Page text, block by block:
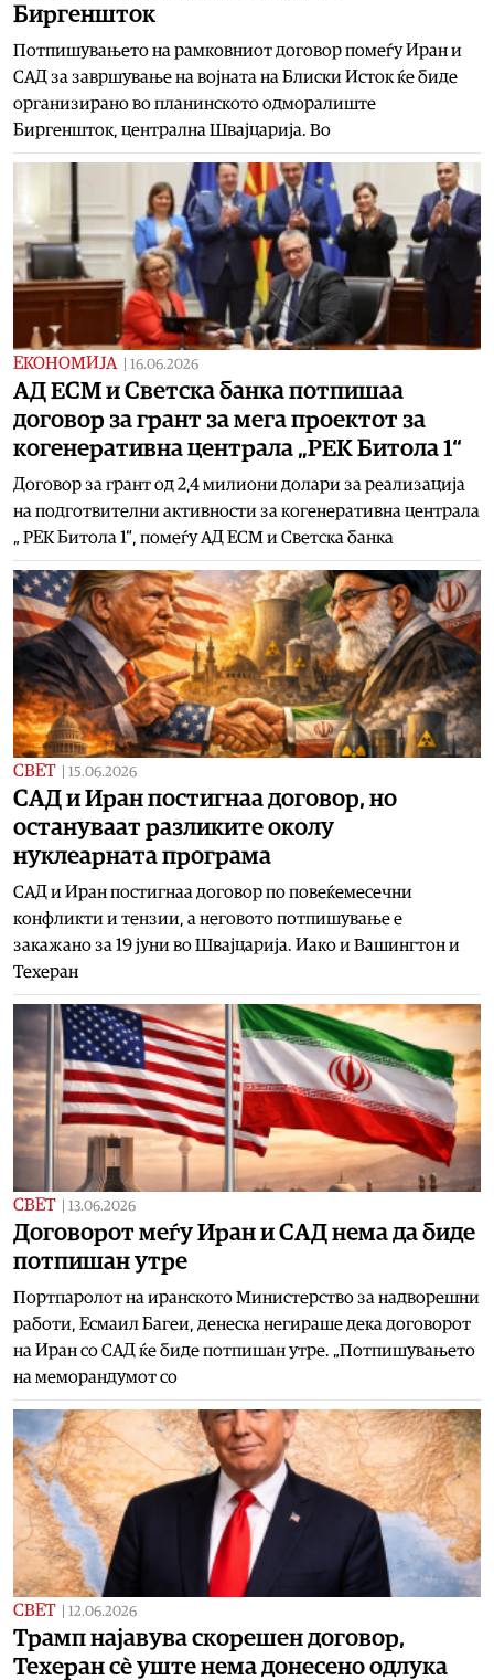
Биргеншток
Потпишувањето на рамковниот договор помеѓу Иран и
САД за завршување на војната на Блиски Исток ќе биде
организирано во планинското одморалиште
Биргеншток, централна Швајцарија. Во
ЕКОНОМИЈА 16.06.2026
АД ЕСМ и Светска банка потпишаа
договор за грант за мега проектот за
когенеративна централа „РЕК Битола 1“
Договор за грант од 2,4 милиони долари за реализација
на подготвителни активности за когенеративна централа
„ РЕК Битола 1“, помеѓу АД ЕСМ и Светска банка
СВЕТ 15.06.2026
САД и Иран постигнаа договор, но
остануваат разликите околу
нуклеарната програма
САД и Иран постигнаа договор по повеќемесечни
конфликти и тензии, а неговото потпишување е
закажано за 19 јуни во Швајцарија. Иако и Вашингтон и
Техеран
СВЕТ 13.06.2026
Договорот меѓу Иран и САД нема да биде
потпишан утре
Портпаролот на иранското Министерство за надворешни
работи, Есмаил Багеи, денеска негираше дека договорот
на Иран со САД ќе биде потпишан утре. „Потпишувањето
на меморандумот со
СВЕТ 12.06.2026
Трамп најавува скорешен договор,
Техеран сè уште нема донесено одлука